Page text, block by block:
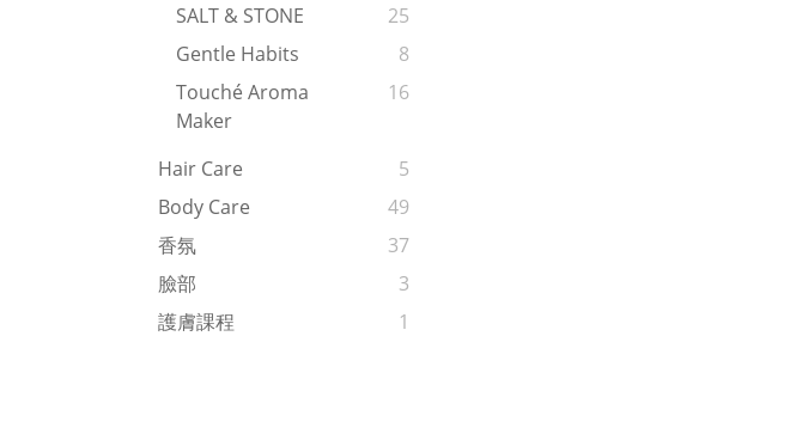
SALT & STONE
25
Gentle Habits
8
Touché Aroma
Maker
16
Hair Care
5
Body Care
49
香氛
37
臉部
3
護膚課程
1